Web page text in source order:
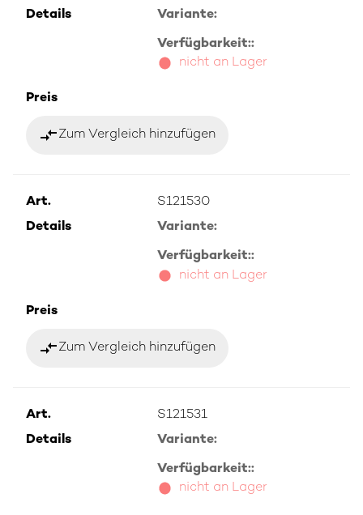
Details
Variante:
Verfügbarkeit::
nicht an Lager
Preis
compare_arrowsZum Vergleich hinzufügen
Art.
S121530
Details
Variante:
Verfügbarkeit::
nicht an Lager
Preis
compare_arrowsZum Vergleich hinzufügen
Art.
S121531
Details
Variante:
Verfügbarkeit::
nicht an Lager